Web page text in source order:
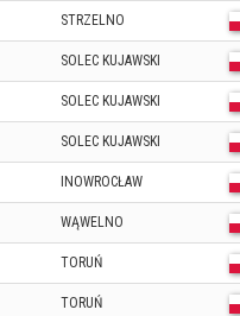
STRZELNO
SOLEC KUJAWSKI
SOLEC KUJAWSKI
SOLEC KUJAWSKI
INOWROCŁAW
WĄWELNO
TORUŃ
TORUŃ